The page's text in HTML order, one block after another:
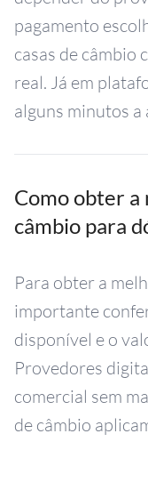
pagamento
casas de câmbio
real. Já em
alguns minutos a
Como obter a
câmbio para
Para obter a
importante
disponível e o
Provedores
comercial sem
de câmbio